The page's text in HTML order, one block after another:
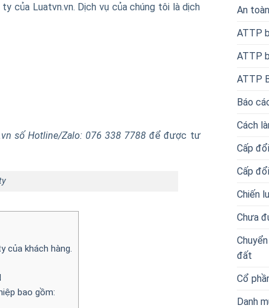
của Luatvn.vn. Dịch vụ của chúng tôi là dịch
số Hotline/Zalo: 076 338 7788 để được tư
của khách hàng.
bao gồm:
An
ATTP
ATTP
ATTP
Báo
Cách
Cấp
Cấp
Chiến
Chưa
đất
Cổ
Danh